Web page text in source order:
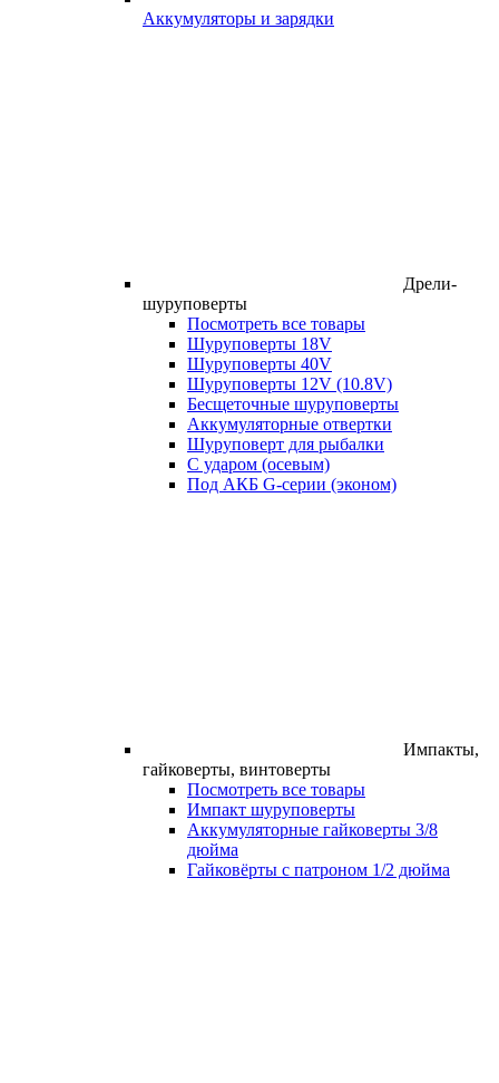
Аккумуляторы и зарядки
Дрели-
шуруповерты
Посмотреть все товары
Шуруповерты 18V
Шуруповерты 40V
Шуруповерты 12V (10.8V)
Бесщеточные шуруповерты
Аккумуляторные отвертки
Шуруповерт для рыбалки
С ударом (осевым)
Под АКБ G-серии (эконом)
Импакты,
гайковерты, винтоверты
Посмотреть все товары
Импакт шуруповерты
Аккумуляторные гайковерты 3/8
дюйма
Гайковёрты с патроном 1/2 дюйма